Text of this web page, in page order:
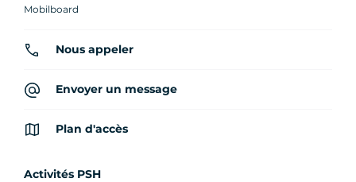
Mobilboard
Nous appeler
Envoyer un message
Plan d'accès
Activités PSH